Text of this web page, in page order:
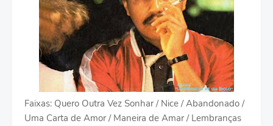
Faixas: Quero Outra Vez Sonhar / Nice / Abandonado /
Uma Carta de Amor / Maneira de Amar / Lembranças